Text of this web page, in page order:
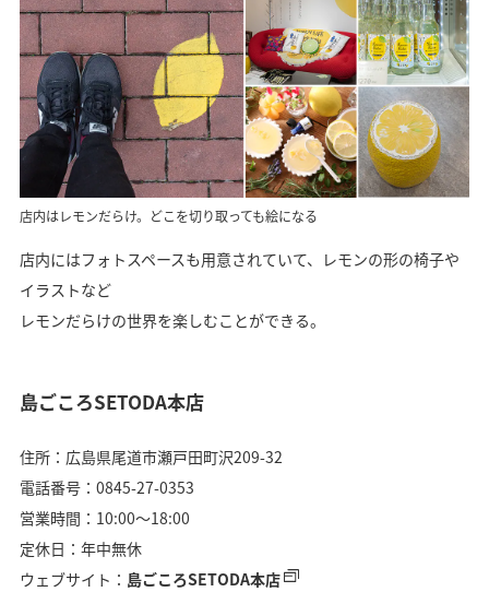
店内はレモンだらけ。どこを切り取っても絵になる
店内にはフォトスペースも用意されていて、レモンの形の椅子や
イラストなど
レモンだらけの世界を楽しむことができる。
島ごころSETODA本店
住所：広島県尾道市瀬戸田町沢209-32
電話番号：0845-27-0353
営業時間：10:00〜18:00
定休日：年中無休
ウェブサイト： 島ごころSETODA本店